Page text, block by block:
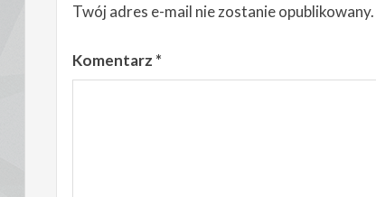
Twój adres e-mail nie zostanie opublikowany.
Komentarz *